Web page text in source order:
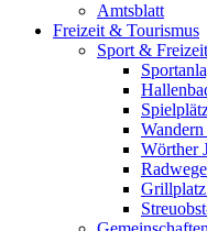
Amtsblatt
Freizeit & Tourismus
Sport & Freizeit
Wörther
Radwege